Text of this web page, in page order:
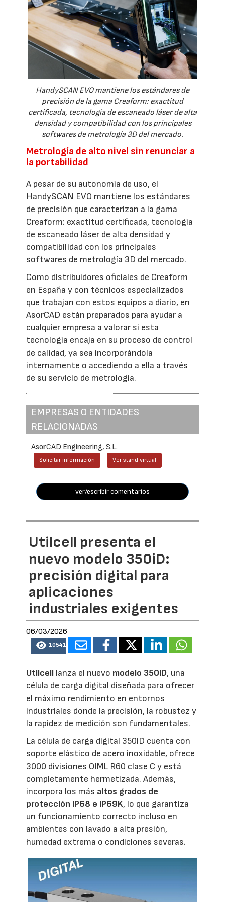
HandySCAN EVO mantiene los estándares de
precisión de la gama Creaform: exactitud
certificada, tecnología de escaneado láser de alta
densidad y compatibilidad con los principales
softwares de metrología 3D del mercado.
Metrología de alto nivel sin renunciar a
la portabilidad
A pesar de su autonomía de uso, el
HandySCAN EVO mantiene los estándares
de precisión que caracterizan a la gama
Creaform: exactitud certificada, tecnología
de escaneado láser de alta densidad y
compatibilidad con los principales
softwares de metrología 3D del mercado.
Como distribuidores oficiales de Creaform
en España y con técnicos especializados
que trabajan con estos equipos a diario, en
AsorCAD están preparados para ayudar a
cualquier empresa a valorar si esta
tecnología encaja en su proceso de control
de calidad, ya sea incorporándola
internamente o accediendo a ella a través
de su servicio de metrología.
EMPRESAS O ENTIDADES
RELACIONADAS
AsorCAD Engineering, S.L.
Solicitar información Ver stand virtual
ver/escribir comentarios
Utilcell presenta el
nuevo modelo 350iD:
precisión digital para
aplicaciones
industriales exigentes
06/03/2026
10541
Utilcell lanza el nuevo modelo 350iD, una
célula de carga digital diseñada para ofrecer
el máximo rendimiento en entornos
industriales donde la precisión, la robustez y
la rapidez de medición son fundamentales.
La célula de carga digital 350iD cuenta con
soporte elástico de acero inoxidable, ofrece
3000 divisiones OIML R60 clase C y está
completamente hermetizada. Además,
incorpora los más altos grados de
protección IP68 e IP69K, lo que garantiza
un funcionamiento correcto incluso en
ambientes con lavado a alta presión,
humedad extrema o condiciones severas.